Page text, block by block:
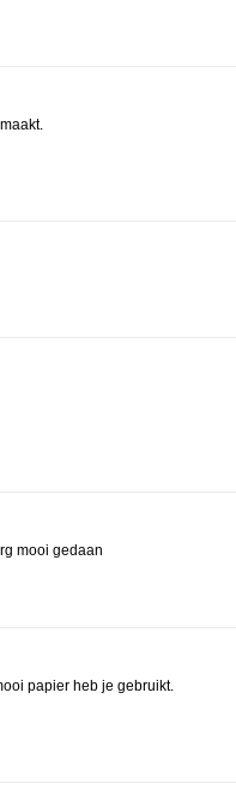
mooi gedaan
papier heb je gebruikt.